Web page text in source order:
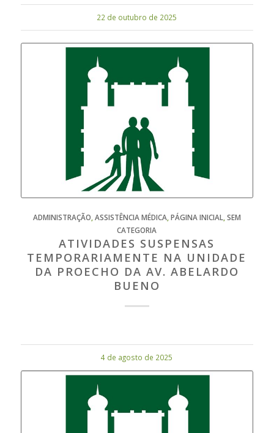
22 de outubro de 2025
ADMINISTRAÇÃO,ASSISTÊNCIA MÉDICA,PÁGINA INICIAL,SEM
CATEGORIA
ATIVIDADES SUSPENSAS
TEMPORARIAMENTE NA UNIDADE
DA PROECHO DA AV. ABELARDO
BUENO
4 de agosto de 2025